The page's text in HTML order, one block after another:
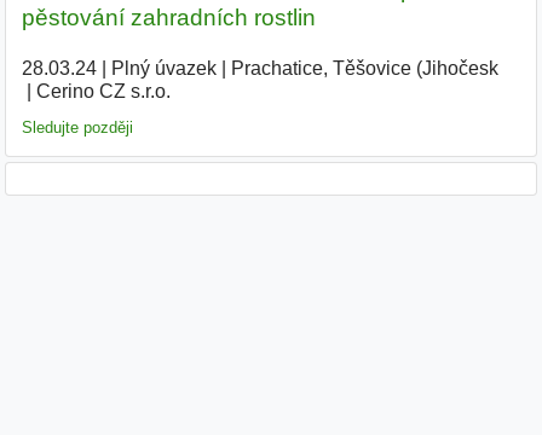
pěstování zahradních rostlin
28.03.24| Plný úvazek| Prachatice, Těšovice (Jihočesk|
Cerino CZ s.r.o.
Sledujte později